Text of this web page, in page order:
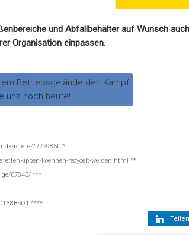
und Abfallbehälter auf Wunsch auch
Organisation einpassen.
Betriebsgelände den Kampf
uns noch heute!
27779850 *
koennen-recycelt-werden.html **
07843/ ***
****
Teilen